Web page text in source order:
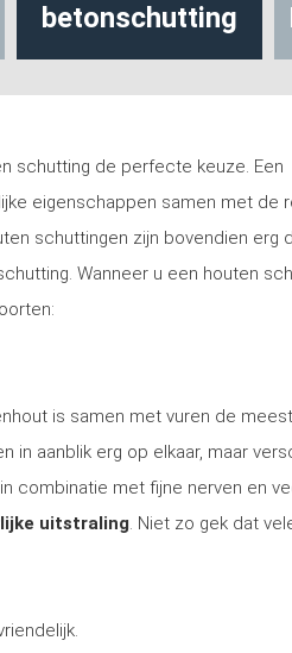
betonschutting
schutting de perfecte keuze. Een
eigenschappen samen met de
schuttingen zijn bovendien erg
Wanneer u een houten
is samen met vuren de
in aanblik erg op elkaar, maar
combinatie met fijne nerven en
uitstraling. Niet zo gek dat